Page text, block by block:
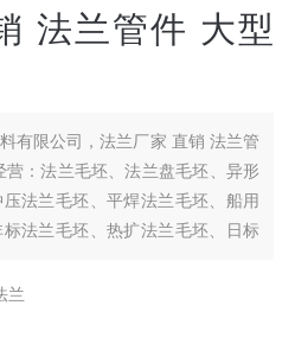
法兰管件 大型
有限公司，法兰厂家 直销 法兰管
：法兰毛坯、法兰盘毛坯、异形
法兰毛坯、平焊法兰毛坯、船用
法兰毛坯、热扩法兰毛坯、日标
兰